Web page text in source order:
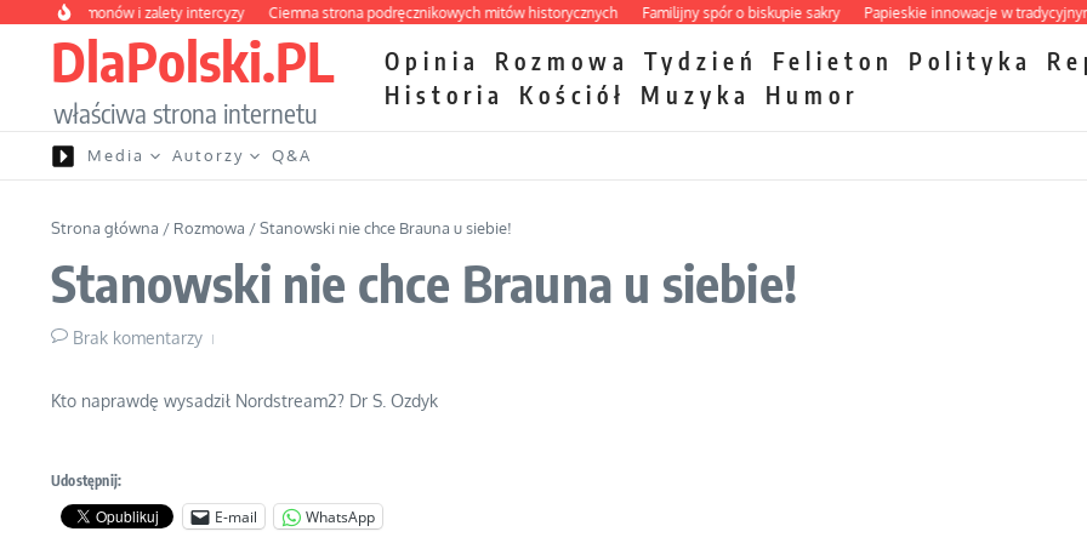
Przejdź do treści
hormonów i zalety intercyzy Ciemna strona podręcznikowych mitów historycznych Familijny spór o biskupie sakry Papieskie innowacje w tradycyjnym
DlaPolski.PL
właściwa strona internetu
Opinia Rozmowa Tydzień Felieton Polityka
Historia
Kościół Muzyka Humor
Media Autorzy Q&A
Strona główna / Rozmowa /Stanowski nie chce Brauna u siebie!
Stanowski nie chce Brauna u siebie!
Brak komentarzy
Kto naprawdę wysadził Nordstream2? Dr S. Ozdyk
Udostępnij:
E-mail WhatsApp